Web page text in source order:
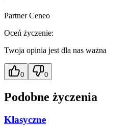
Partner Ceneo
Oceń życzenie:
Twoja opinia jest dla nas ważna
0 0
Podobne życzenia
Klasyczne